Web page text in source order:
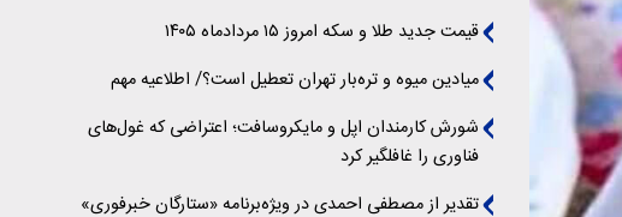
قیمت جدید طلا و سکه امروز ۱۵ مردادماه ۱۴۰۵
میادین میوه و تره‌بار تهران تعطیل است؟/ اطلاعیه مهم
شورش کارمندان اپل و مایکروسافت؛ اعتراضی که غول‌های
فناوری را غافلگیر کرد
تقدیر از مصطفی احمدی در ویژه‌برنامه «ستارگان خبرفوری»